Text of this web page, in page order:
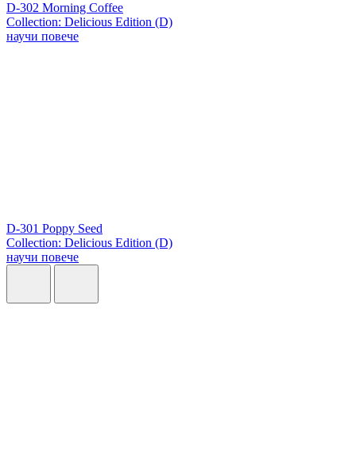
D-302 Morning Coffee
Collection: Delicious Edition (D)
научи повече
D-301 Poppy Seed
Collection: Delicious Edition (D)
научи повече